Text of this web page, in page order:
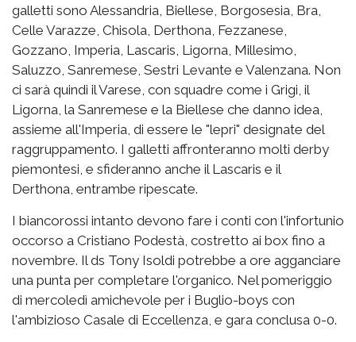
galletti sono Alessandria, Biellese, Borgosesia, Bra,
Celle Varazze, Chisola, Derthona, Fezzanese,
Gozzano, Imperia, Lascaris, Ligorna, Millesimo,
Saluzzo, Sanremese, Sestri Levante e Valenzana. Non
ci sarà quindi il Varese, con squadre come i Grigi, il
Ligorna, la Sanremese e la Biellese che danno idea,
assieme all'Imperia, di essere le "lepri" designate del
raggruppamento. I galletti affronteranno molti derby
piemontesi, e sfideranno anche il Lascaris e il
Derthona, entrambe ripescate.
I biancorossi intanto devono fare i conti con l'infortunio
occorso a Cristiano Podestà, costretto ai box fino a
novembre. Il ds Tony Isoldi potrebbe a ore agganciare
una punta per completare l'organico. Nel pomeriggio
di mercoledì amichevole per i Buglio-boys con
l'ambizioso Casale di Eccellenza, e gara conclusa 0-0.